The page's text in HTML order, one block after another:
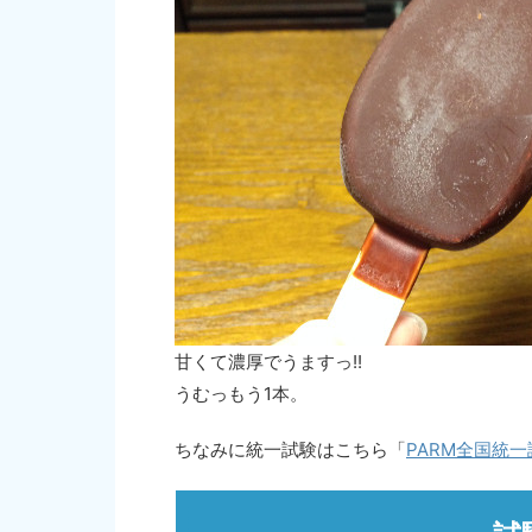
甘くて濃厚でうますっ!!
うむっもう1本。
ちなみに統一試験はこちら「PARM全国統